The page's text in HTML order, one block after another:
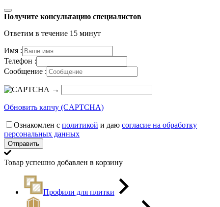
Получите консультацию специалистов
Ответим в течение 15 минут
Имя :
Телефон :
Сообщение :
→
Обновить капчу (CAPTCHA)
Ознакомлен с политикой и даю согласие на обработку
персональных данных
Товар успешно добавлен в корзину
Профили для плитки